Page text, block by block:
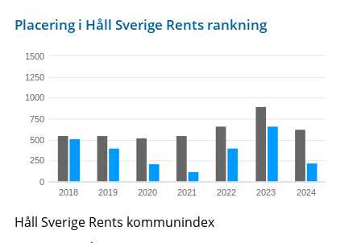
2018 2019 2020 2021 2022 2023 2024
0
250
500
750
1000
1250
1500
Placering i Håll Sverige Rents rankning
Håll Sverige Rents kommunindex